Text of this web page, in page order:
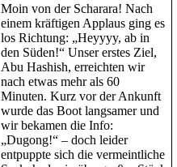
Moin von der Scharara! Nach
einem kräftigen Applaus ging es
los Richtung: „Heyyyy, ab in
den Süden!“ Unser erstes Ziel,
Abu Hashish, erreichten wir
nach etwas mehr als 60
Minuten. Kurz vor der Ankunft
wurde das Boot langsamer und
wir bekamen die Info:
„Dugong!“ – doch leider
entpuppte sich die vermeintliche